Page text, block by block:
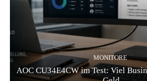
MONITORE
AOC CU34E4CW im Test: Viel